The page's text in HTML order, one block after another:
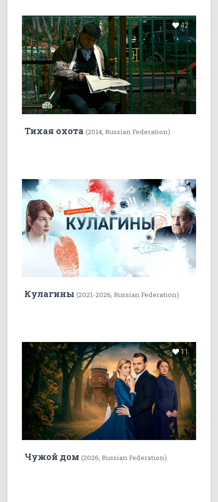
42
Тихая охота (2014, Russian Federation)
22 5
Кулагины (2021-2026, Russian Federation)
11
Чужой дом (2026, Russian Federation)